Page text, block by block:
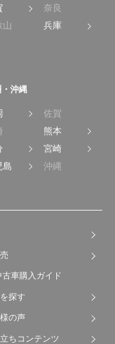
奈良
山
兵庫
・沖縄
佐賀
熊本
宮崎
島
沖縄
古車購入ガイド
探す
の声
ちコンテンツ